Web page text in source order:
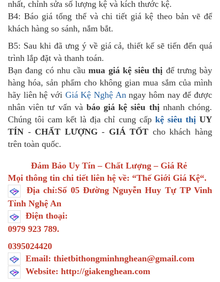
nhất, chỉnh sửa số lượng kệ và kích thước kệ.
B4: Báo giá tổng thể và chi tiết giá kệ theo bản vẽ để
khách hàng so sánh, nắm bắt.
B5: Sau khi đã ưng ý về giá cả, thiết kế sẽ tiến đến quá
trình lắp đặt và thanh toán.
Bạn đang có nhu cầumua giá kệ siêu thị để trưng bày
hàng hóa, sản phẩm cho không gian mua sắm của mình
hãy liên hệ với Giá Kệ Nghệ An ngay hôm nay để được
nhân viên tư vấn và báo giá kệ siêu thị nhanh chóng.
Chúng tôi cam kết là địa chỉ cung cấp kệ siêu thị UY
TÍN - CHẤT LƯỢNG- GIÁ TỐT cho khách hàng
trên toàn quốc.
Đảm Bảo Uy Tín – Chất Lượng – Giá Rẻ
Mọi thông tin chi tiết liên hệ về: “Thế Giới Giá Kệ“.
Địa chỉ:Số 05 Đường Nguyễn Huy Tự TP Vinh
Tỉnh Nghệ An
Điện thoại:
0979 923 789.
0395024420
Email: thietbithongminhnghean@gmail.com
Website: http://giakenghean.com